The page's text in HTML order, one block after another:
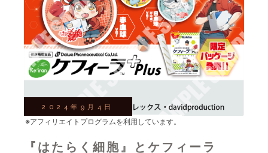
2024年9月4日
『はたらく細胞』とケフィーラ
※アフィリエイトプログラムを利用しています。